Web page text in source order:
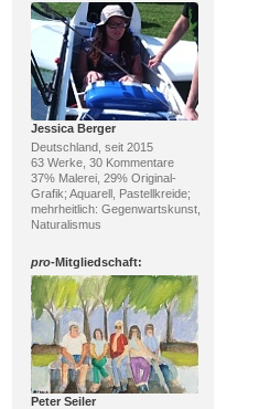
Jessica Berger
Deutschland, seit 2015
63 Werke, 30 Kommentare
37% Malerei, 29% Original-
Grafik; Aquarell, Pastellkreide;
mehrheitlich: Gegenwartskunst,
Naturalismus
pro-Mitgliedschaft:
Peter Seiler